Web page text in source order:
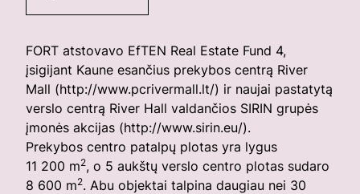
FORT atstovavo EfTEN Real Estate Fund 4,
įsigijant Kaune esančius prekybos centrą River
Mall (http://www.pcrivermall.lt/) ir naujai pastatytą
verslo centrą River Hall valdančios SIRIN grupės
įmonės akcijas (http://www.sirin.eu/).
Prekybos centro patalpų plotas yra lygus
11 200 m2, o 5 aukštų verslo centro plotas sudaro
8 600 m2. Abu objektai talpina daugiau nei 30